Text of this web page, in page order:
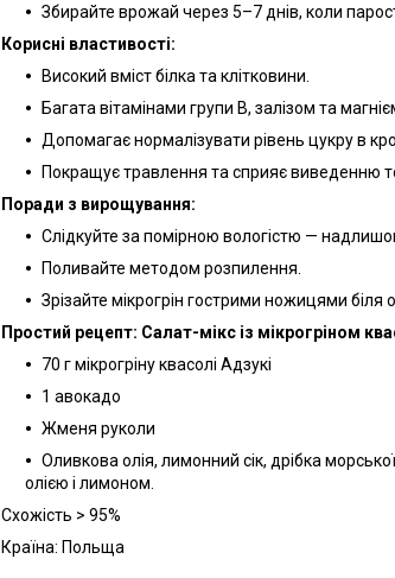
Збирайте врожай через 5–7 днів, коли
Корисні властивості:
Високий вміст білка та клітковини.
Багата вітамінами групи B, залізом та
Допомагає нормалізувати рівень цукру в
Покращує травлення та сприяє виведенню
Поради з вирощування:
Слідкуйте за помірною вологістю —
Поливайте методом розпилення.
Зрізайте мікрогрін гострими ножицями біля
Простий рецепт: Салат-мікс із мікрогріном
70 г мікрогріну квасолі Адзукі
1 авокадо
Жменя руколи
Оливкова олія, лимонний сік, дрібка
олією і лимоном.
Схожість > 95%
Країна: Польща